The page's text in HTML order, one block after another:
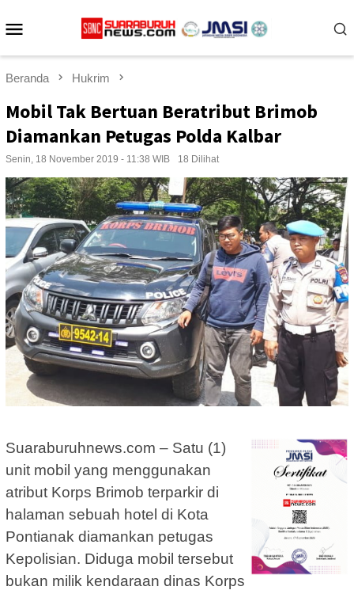
ke
Beranda Hukrim
Mobil Tak Bertuan Beratribut Brimob
Diamankan Petugas Polda Kalbar
Senin, 18 November 2019 - 11:38 WIB 18 Dilihat
Suaraburuhnews.com – Satu (1)
unit mobil yang menggunakan
atribut Korps Brimob terparkir di
halaman sebuah hotel di Kota
Pontianak diamankan petugas
Kepolisian. Diduga mobil tersebut
bukan milik kendaraan dinas Korps